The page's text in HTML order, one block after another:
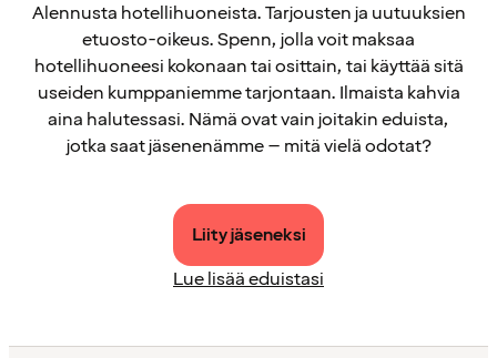
Alennusta hotellihuoneista. Tarjousten ja uutuuksien
etuosto-oikeus. Spenn, jolla voit maksaa
hotellihuoneesi kokonaan tai osittain, tai käyttää sitä
useiden kumppaniemme tarjontaan. Ilmaista kahvia
aina halutessasi. Nämä ovat vain joitakin eduista,
jotka saat jäsenenämme – mitä vielä odotat?
Liity jäseneksi
Lue lisää eduistasi